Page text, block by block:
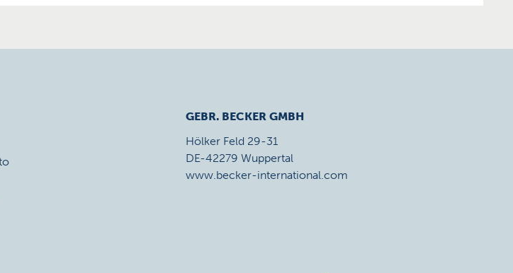
GEBR. BECKER GMBH
Hölker Feld 29-31
DE-42279 Wuppertal
www.becker-international.com